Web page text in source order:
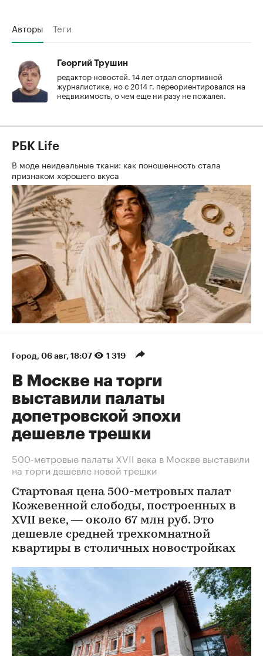
Авторы Теги
Георгий Трушин
редактор новостей. 14 лет отдал спортивной
журналистике, но с 2014 г. переориентировался на
недвижимость, о чем еще ни разу не пожалел.
РБК Life
В моде неидеальные ткани: как поношенность стала
признаком хорошего вкуса
Город 06 авг, 18:07 1 319
В Москве на торги
выставили палаты
допетровской эпохи
дешевле трешки
500-метровые палаты XVII века в Москве выставили
на торги дешевле новой трешки
Стартовая цена 500-метровых палат
Кожевенной слободы, построенных в
XVII веке, — около 67 млн руб. Это
дешевле средней трехкомнатной
квартиры в столичных новостройках